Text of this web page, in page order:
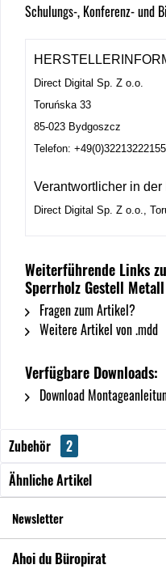
Schulungs-, Konferenz- und
Direct Digital Sp. Z o.o.
Toruńska 33
85-023 Bydgoszcz
Telefon:
Verantwortlicher in der
Direct Digital Sp. Z o.o.,
Weiterführende Links
Sperrholz Gestell
Fragen zum Artikel?
Weitere Artikel von .mdd
Verfügbare Downloads:
Download
Zubehör
2
Ähnliche Artikel
Newsletter
Ahoi du Büropirat